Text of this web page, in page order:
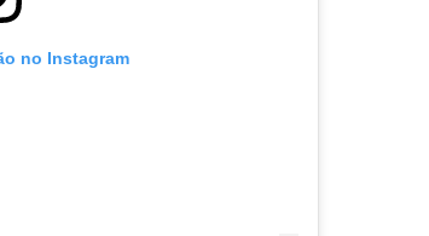
no Instagram